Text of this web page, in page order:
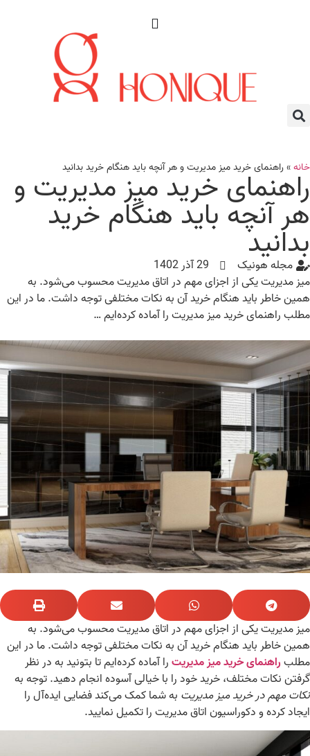
»راهنمای خرید میز مدیریت و هر آنچه باید هنگام خرید بدانید
خرید میز مدیریت و
آنچه باید هنگام خرید
مجله هونیک
29 آذر 1402
مدیریت یکی از اجزای مهم در اتاق مدیریت محسوب می‌شود. به
خاطر باید هنگام خرید آن به نکات مختلفی توجه داشت. ما در این
راهنمای خرید میز مدیریت را آماده کرده‌ایم …
مدیریت یکی از اجزای مهم در اتاق مدیریت محسوب می‌شود. به
خاطر باید هنگام خرید آن به نکات مختلفی توجه داشت. ما در این
راهنمای خرید میز مدیریترا آماده کرده‌ایم تا بتونید به در نظر
نکات مختلف، خرید خود را با خیالی آسوده انجام دهید. توجه به
مهم در خرید میز مدیریتبه شما کمک می‌کند فضایی ایده‌آل را
کرده و دکوراسیون اتاق مدیریت را تکمیل نمایید.